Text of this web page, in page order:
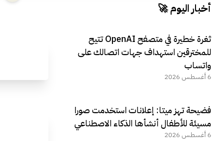
أخبار اليوم 🚀
ثغرة خطيرة في متصفح OpenAI تتيح
للمخترقين استهداف جهات اتصالك على
واتساب
6 أغسطس 2026
فضيحة تهز ميتا: إعلانات استخدمت صورا
مسيئة للأطفال أنشأها الذكاء الاصطناعي
6 أغسطس 2026